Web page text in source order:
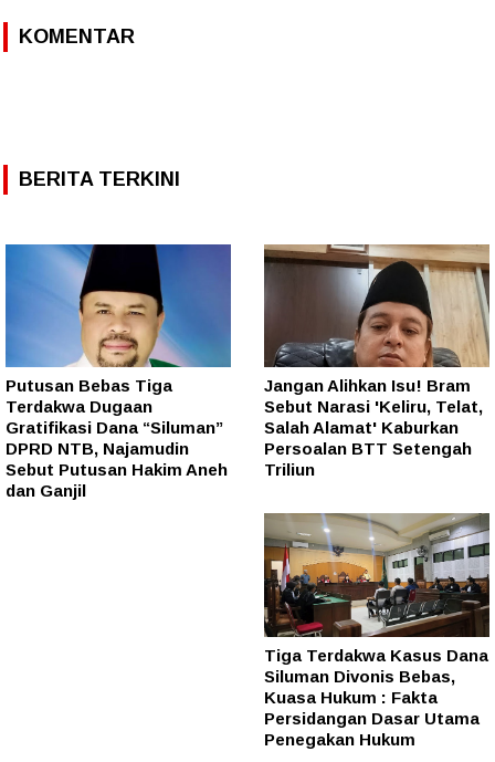
KOMENTAR
BERITA TERKINI
Putusan Bebas Tiga
Terdakwa Dugaan
Gratifikasi Dana “Siluman”
DPRD NTB, Najamudin
Sebut Putusan Hakim Aneh
dan Ganjil
Jangan Alihkan Isu! Bram
Sebut Narasi 'Keliru, Telat,
Salah Alamat' Kaburkan
Persoalan BTT Setengah
Triliun
Tiga Terdakwa Kasus Dana
Siluman Divonis Bebas,
Kuasa Hukum : Fakta
Persidangan Dasar Utama
Penegakan Hukum